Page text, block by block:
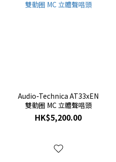
Audio-Technica AT33xEN
雙動圈 MC 立體聲唱頭
HK$5,200.00